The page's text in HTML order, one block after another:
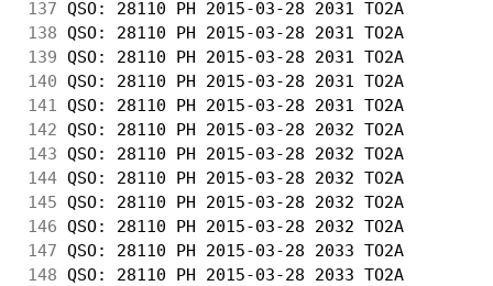
137 QSO: 28110 PH 2015-03-28 2031 TO2A
138 QSO: 28110 PH 2015-03-28 2031 TO2A
139 QSO: 28110 PH 2015-03-28 2031 TO2A
140 QSO: 28110 PH 2015-03-28 2031 TO2A
141
QSO: 28110 PH 2015-03-28 2031 TO2A
142 QSO: 28110 PH 2015-03-28 2032 TO2A
143 QSO: 28110 PH 2015-03-28 2032 TO2A
144 QSO: 28110 PH 2015-03-28 2032 TO2A
145 QSO: 28110 PH 2015-03-28 2032 TO2A
146 QSO: 28110 PH 2015-03-28 2032 TO2A
147 QSO: 28110 PH 2015-03-28 2033 TO2A
148 QSO: 28110 PH 2015-03-28 2033 TO2A